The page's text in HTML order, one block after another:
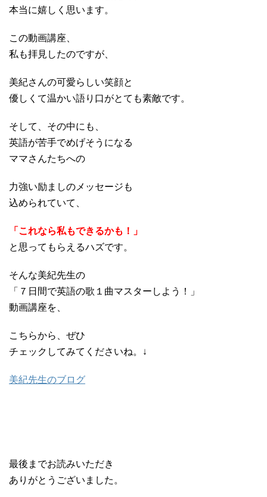
本当に嬉しく思います。
この動画講座、
私も拝見したのですが、
美紀さんの可愛らしい笑顔と
優しくて温かい語り口がとても素敵です。
そして、その中にも、
英語が苦手でめげそうになる
ママさんたちへの
力強い励ましのメッセージも
込められていて、
「これなら私もできるかも！」
と思ってもらえるハズです。
そんな美紀先生の
「７日間で英語の歌１曲マスターしよう！」
動画講座を、
こちらから、ぜひ
チェックしてみてくださいね。↓
美紀先生のブログ
最後までお読みいただき
ありがとうございました。